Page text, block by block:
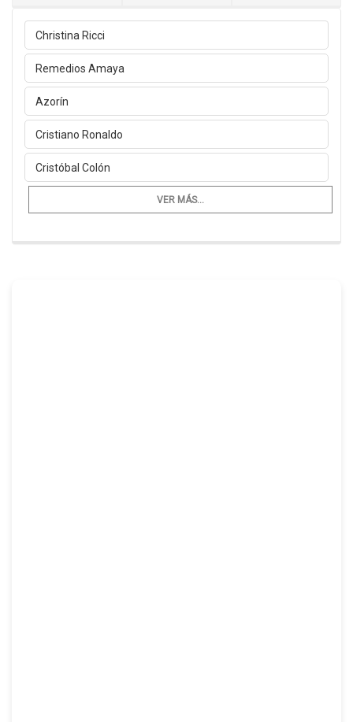
Christina Ricci
Remedios Amaya
Azorín
Cristiano Ronaldo
Cristóbal Colón
VER MÁS...